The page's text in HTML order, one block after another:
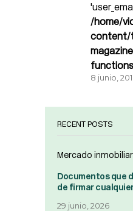
/home/
content/
8 junio,
RECENT POSTS
Mercado
Documentos que
de firmar
29 junio, 2026